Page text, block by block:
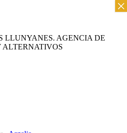
LLUNYANES. AGENCIA DE
ALTERNATIVOS
×